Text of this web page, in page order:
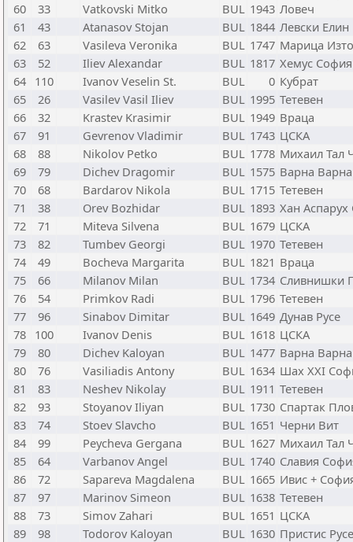
60
33 Vatkovski Mitko BUL 1943 Ловеч
61
43 Atanasov Stojan BUL 1844 Левски
62
63 Vasileva Veronika BUL 1747 Марица
63
52 Iliev Alexandar BUL 1817 Хемус София
64 110 Ivanov Veselin St. BUL 0 Кубрат
65
26 Vasilev Vasil Iliev BUL 1995 Тетевен
66
32 Krastev Krasimir BUL 1949 Враца
67
91 Gevrenov Vladimir BUL 1743 ЦСКА
68
88 Nikolov Petko BUL 1778 Михаил Тал
69
79 Dichev Dragomir BUL 1575 Варна Варна
70
68 Bardarov Nikola BUL 1715 Тетевен
71
38 Orev Bozhidar BUL 1893 Хан
72
71 Miteva Silvena BUL 1679 ЦСКА
73
82 Tumbev Georgi BUL 1970 Тетевен
74
49 Bocheva Margarita BUL 1821 Враца
75
66 Milanov Milan BUL 1734 Сливнишки
76
54 Primkov Radi BUL 1796 Тетевен
77
96 Sinabov Dimitar BUL 1649 Дунав Русе
78 100 Ivanov Denis BUL 1618 ЦСКА
79
80 Dichev Kaloyan BUL 1477 Варна Варна
80
76 Vasiliadis Antony BUL 1634 Шах XXI
81
83 Neshev Nikolay BUL 1911 Тетевен
82
93 Stoyanov Iliyan BUL 1730 Спартак
83
74 Stoev Slavcho BUL 1651 Черни Вит
84
99 Peycheva Gergana BUL 1627 Михаил Тал
85
64 Varbanov Angel BUL 1740 Славия
86
72 Sapareva Magdalena BUL 1665 Ивис +
87
97 Marinov Simeon BUL 1638 Тетевен
88
73 Simov Zahari BUL 1651 ЦСКА
89
98 Todorov Kaloyan BUL 1630 Пристис Русе